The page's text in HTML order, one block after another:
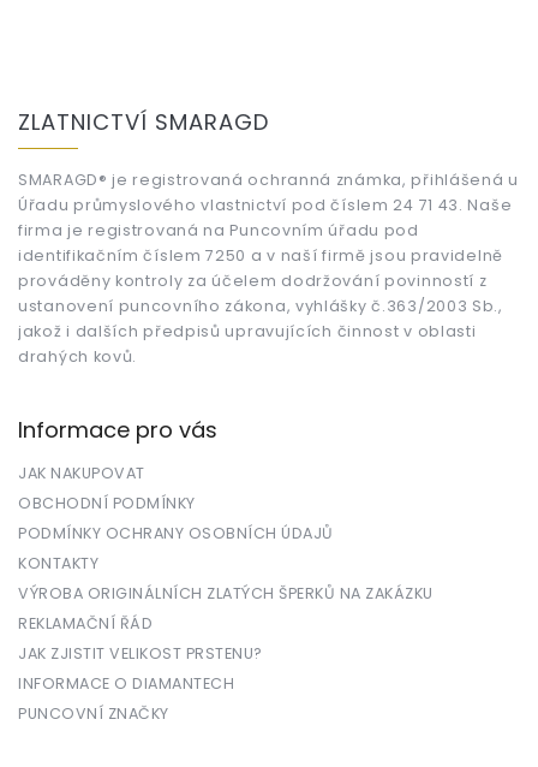
ZLATNICTVÍ SMARAGD
SMARAGD® je registrovaná ochranná známka, přihlášená u
Úřadu průmyslového vlastnictví pod číslem 24 71 43. Naše
firma je registrovaná na Puncovním úřadu pod
identifikačním číslem 7250 a v naší firmě jsou pravidelně
prováděny kontroly za účelem dodržování povinností z
ustanovení puncovního zákona, vyhlášky č.363/2003 Sb.,
jakož i dalších předpisů upravujících činnost v oblasti
drahých kovů.
Informace pro vás
JAK NAKUPOVAT
OBCHODNÍ PODMÍNKY
PODMÍNKY OCHRANY OSOBNÍCH ÚDAJŮ
KONTAKTY
VÝROBA ORIGINÁLNÍCH ZLATÝCH ŠPERKŮ NA ZAKÁZKU
REKLAMAČNÍ ŘÁD
JAK ZJISTIT VELIKOST PRSTENU?
INFORMACE O DIAMANTECH
PUNCOVNÍ ZNAČKY